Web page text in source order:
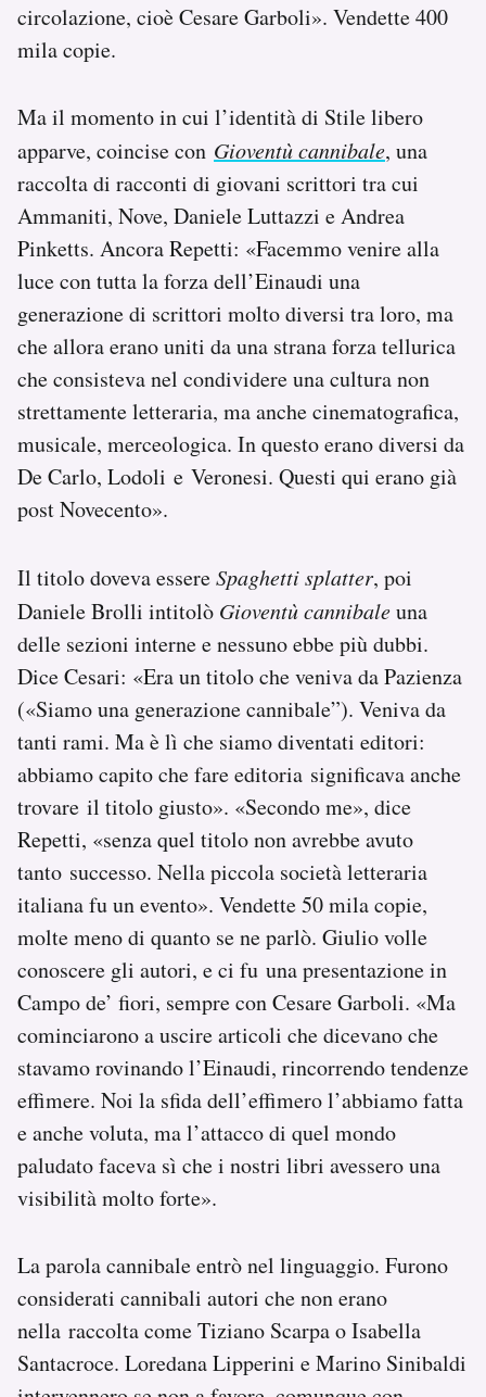
circolazione, cioè Cesare Garboli». Vendette 400
mila copie.
Ma il momento in cui l’identità di Stile libero
apparve, coincise con Gioventù cannibale, una
raccolta di racconti di giovani scrittori tra cui
Ammaniti, Nove, Daniele Luttazzi e Andrea
Pinketts. Ancora Repetti: «Facemmo venire alla
luce con tutta la forza dell’Einaudi una
generazione di scrittori molto diversi tra loro, ma
che allora erano uniti da una strana forza tellurica
che consisteva nel condividere una cultura non
strettamente letteraria, ma anche cinematografica,
musicale, merceologica. In questo erano diversi da
De Carlo, Lodoli e Veronesi. Questi qui erano già
post Novecento».
Il titolo doveva essereSpaghetti splatter, poi
Daniele Brolli intitolò Gioventù cannibaleuna
delle sezioni interne e nessuno ebbe più dubbi.
Dice Cesari: «Era un titolo che veniva da Pazienza
(«Siamo una generazione cannibale”). Veniva da
tanti rami. Ma è lì che siamo diventati editori:
abbiamo capito che fare editoria significava anche
trovare il titolo giusto». «Secondo me», dice
Repetti, «senza quel titolo non avrebbe avuto
tanto successo. Nella piccola società letteraria
italiana fu un evento». Vendette 50 mila copie,
molte meno di quanto se ne parlò. Giulio volle
conoscere gli autori, e ci fu una presentazione in
Campo de’ fiori, sempre con Cesare Garboli. «Ma
cominciarono a uscire articoli che dicevano che
stavamo rovinando l’Einaudi, rincorrendo tendenze
effimere. Noi la sfida dell’effimero l’abbiamo fatta
e anche voluta, ma l’attacco di quel mondo
paludato faceva sì che i nostri libri avessero una
visibilità molto forte».
La parola cannibale entrò nel linguaggio. Furono
considerati cannibali autori che non erano
nella raccolta come Tiziano Scarpa o Isabella
Santacroce. Loredana Lipperini e Marino Sinibaldi